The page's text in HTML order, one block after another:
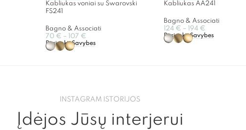
Kabliukas voniai su Swarovski
FS241
Bagno & Associati
70 € – 107 €
Pasirinkti Savybes
Kabliukas AA241
Bagno & Associati
124 € – 194 €
Pasirinkti Savybes
INSTAGRAM ISTORIJOS
Įdėjos Jūsų interjerui